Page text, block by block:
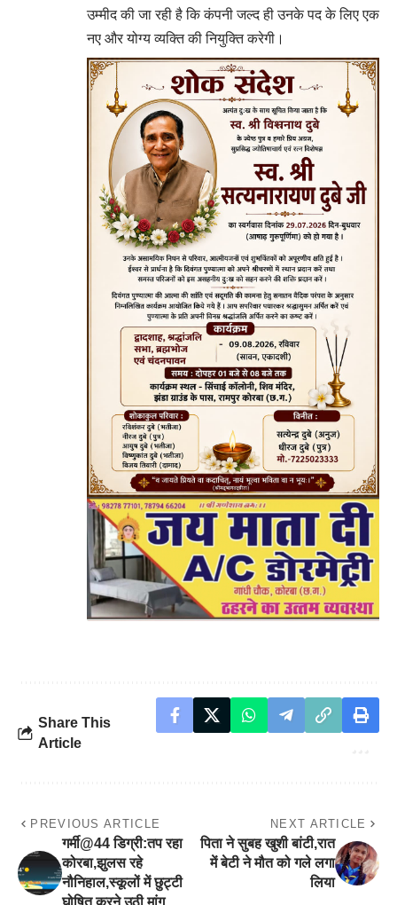
उम्मीद की जा रही है कि कंपनी जल्द ही उनके पद के लिए एक
नए और योग्य व्यक्ति की नियुक्ति करेगी।
Share This
Article
PREVIOUS ARTICLE
गर्मी@44 डिग्री:तप रहा
कोरबा,झुलस रहे
नौनिहाल,स्कूलों में छुट्टी
घोषित करने उठी मांग
NEXT ARTICLE
पिता ने सुबह खुशी बांटी,रात
में बेटी ने मौत को गले लगा
लिया